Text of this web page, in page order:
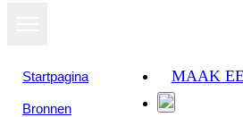
Startpagina
Bronnen
MAAK